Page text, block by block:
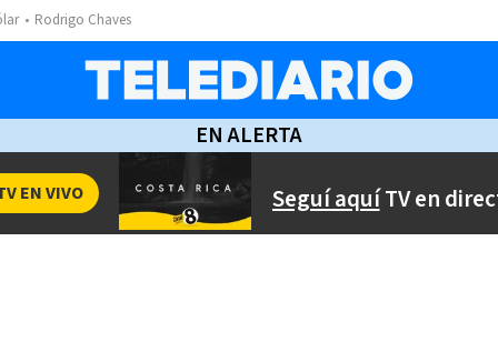
Rodrigo Chaves
EN ALERTA
Seguí aquíTV en
EN VIVO